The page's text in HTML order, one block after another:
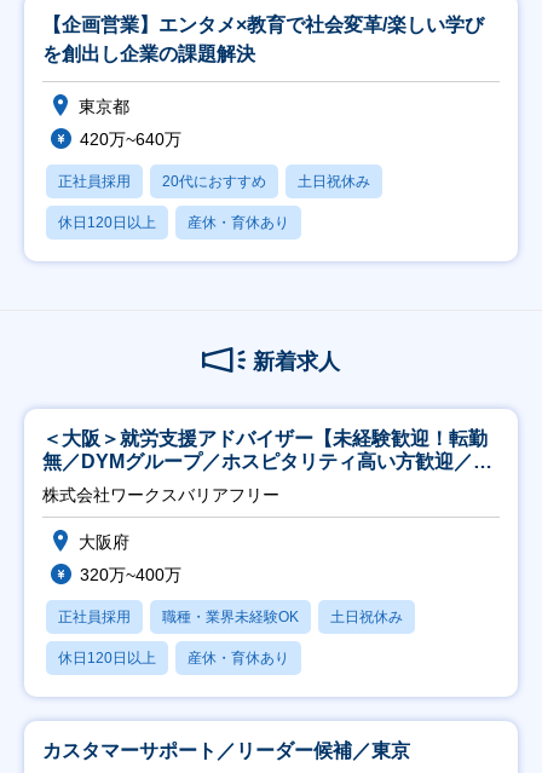
【企画営業】エンタメ×教育で社会変革/楽しい学び
を創出し企業の課題解決
東京都
420万~640万
正社員採用 20代におすすめ 土日祝休み
休日120日以上 産休・育休あり
新着求人
＜大阪＞就労支援アドバイザー【未経験歓迎！転勤
無／DYMグループ／ホスピタリティ高い方歓迎／土
日祝】
株式会社ワークスバリアフリー
大阪府
320万~400万
正社員採用 職種・業界未経験OK 土日祝休み
休日120日以上 産休・育休あり
カスタマーサポート／リーダー候補／東京